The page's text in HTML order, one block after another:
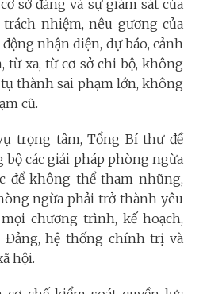
sở đảng và sự giám sát của
trách nhiệm, nêu gương của
nhận diện, dự báo, cảnh
từ xa, từ cơ sở chi bộ, không
thành sai phạm lớn, không
cũ.
trọng tâm, Tổng Bí thư đề
các giải pháp phòng ngừa
để không thể tham nhũng,
ngừa phải trở thành yêu
chương trình, kế hoạch,
Đảng, hệ thống chính trị và
hội.